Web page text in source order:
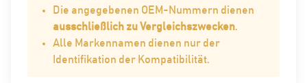
Die angegebenen OEM-Nummern dienen
ausschließlich zu Vergleichszwecken.
Alle Markennamen dienen nur der
Identifikation der Kompatibilität.